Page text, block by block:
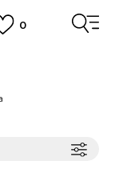
0
Click&Collect)